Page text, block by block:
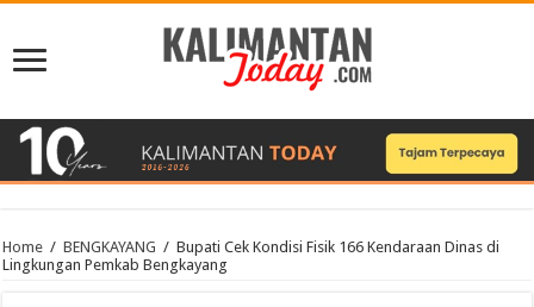
Home / BENGKAYANG / Bupati Cek Kondisi Fisik 166 Kendaraan Dinas di
Lingkungan Pemkab Bengkayang